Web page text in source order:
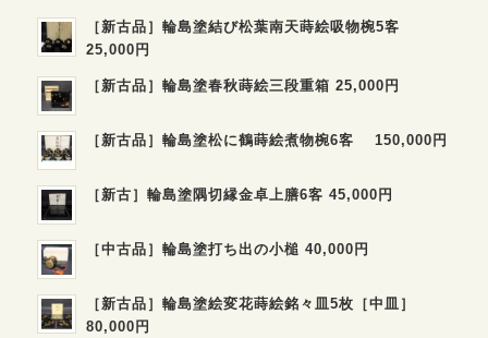
［新古品］輪島塗結び松葉南天蒔絵吸物椀5客
25,000円
［新古品］輪島塗春秋蒔絵三段重箱 25,000円
［新古品］輪島塗松に鶴蒔絵煮物椀6客 150,000円
［新古］輪島塗隅切縁金卓上膳6客 45,000円
［中古品］輪島塗打ち出の小槌 40,000円
［新古品］輪島塗絵変花蒔絵銘々皿5枚［中皿］
80,000円